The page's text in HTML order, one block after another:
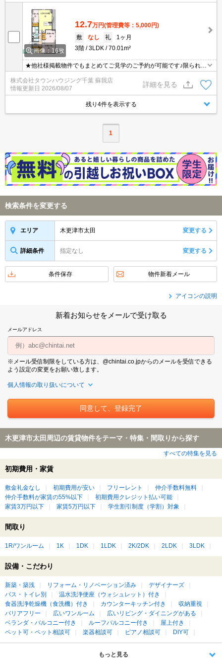
画像：16枚
12.7万円(管理費等：5,000円)
敷
なし 礼
1ヶ月
3階
3LDK 70.01m²
★他社様掲載物件でもまとめてご見学のご予約が可能です♪限られた
お時間の中で効率よくお部屋探しができるようにお手伝いさせてい
ただきます！お気軽にお問合せ下さい♪
株式会社タウンハウジング千葉 蘇我店
情報更新日 2026/08/07
詳細を見る
残り4件を表示する
1
検索条件を変更する
エリア 木更津市太田 変更する
詳細条件 指定なし 変更する
条件保存 物件新着メール
アイコンの説明
新着お知らせをメールで受け取る
メールアドレス
※メール受信制限をしている方は、@chintai.co.jpからのメールを受信できる
よう設定の変更をお願い致します。
個人情報の取り扱いについて
木更津市太田周辺の賃貸物件をテーマ・特集・間取りから探す
すべての特集を見る
初期費用・家賃
敷金礼金なし 初期費用が安い フリーレント
仲介手数料無料
仲介手数料が家賃の55%以下
初期費用クレジット払い可能
家賃3万円以下
家賃5万円以下 学生割引制度（学割）対象
間取り
1R/ワンルーム 1K 1DK 1LDK 2K/2DK 2LDK 3LDK
設備・こだわり
新築・築浅 リフォーム・リノベーション済み
デザイナーズ
バス・トイレ別
温水洗浄便座（ウォシュレット）付き
食器洗浄乾燥機（食洗機）付き
カウンターキッチン付き
収納重視
バリアフリー
広いワンルーム
広いリビング・ダイニングがある
ベランダ・バルコニー付き
ルーフバルコニー付き
屋上付き
ペット可・ペット相談可
楽器相談可 ピアノ相談可 DIY可
もっと見る